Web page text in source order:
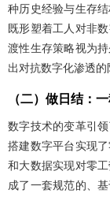
种历史经验与生存
既形塑着工人对非
渡性生存策略视为
出对抗数字化渗透的
（二）做日结：
数字技术的变革引
搭建数字平台实现
和大数据实现对零
成了一套规范的、